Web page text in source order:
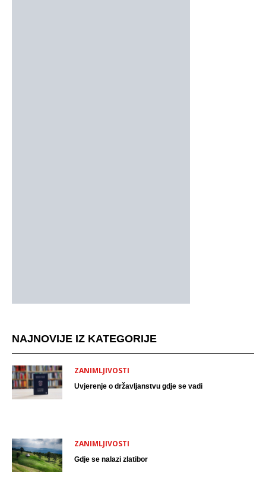
NAJNOVIJE IZ KATEGORIJE
ZANIMLJIVOSTI
Uvjerenje o državljanstvu gdje se vadi
ZANIMLJIVOSTI
Gdje se nalazi zlatibor